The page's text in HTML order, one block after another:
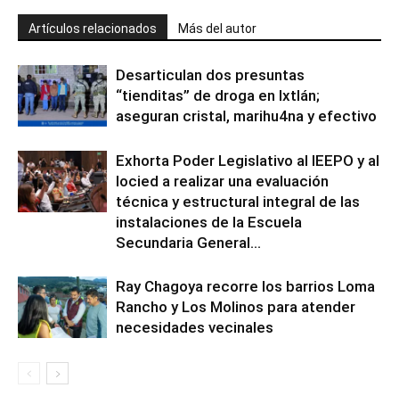
Artículos relacionados Más del autor
Desarticulan dos presuntas
“tienditas” de droga en Ixtlán;
aseguran cristal, marihu4na y efectivo
Exhorta Poder Legislativo al IEEPO y al
Iocied a realizar una evaluación
técnica y estructural integral de las
instalaciones de la Escuela
Secundaria General...
Ray Chagoya recorre los barrios Loma
Rancho y Los Molinos para atender
necesidades vecinales